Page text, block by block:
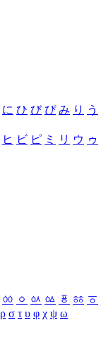
に ひ び ぴ み り う
ヒ ビ ピ ミ リ ウ ゥ
ㆀ ㆁ ㆂ ㆃ ㆄ ㆅ ㆆ
ρ σ τ υ φ χ ψ ω